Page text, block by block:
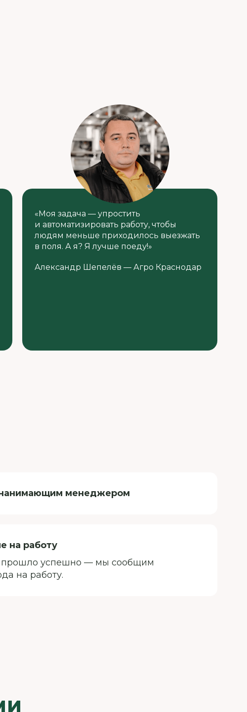
«Моя задача — упростить
и автоматизировать работу, чтобы
людям меньше приходилось выезжать
в поля. А я? Я лучше поеду!»
Александр Шепелёв — Агро Краснодар
менеджером
на работу
прошло успешно — мы сообщим
на работу.